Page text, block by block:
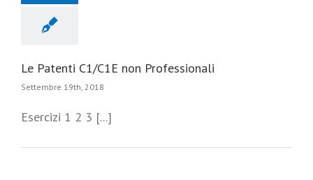
Le Patenti C1/C1E non Professionali
Settembre 19th, 2018
Esercizi 1 2 3 [...]